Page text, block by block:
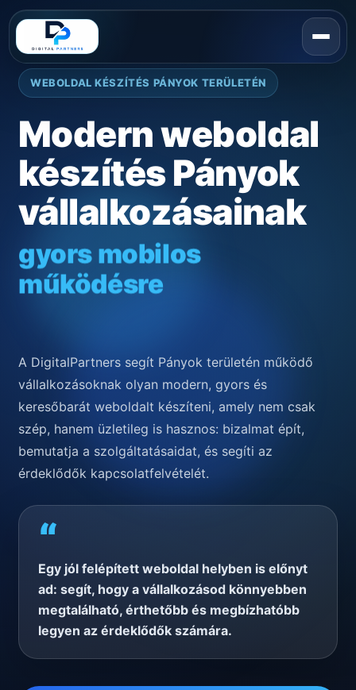
WEBOLDAL KÉSZÍTÉS PÁNYOK TERÜLETÉN
Modern weboldal
készítés Pányok
vállalkozásainak
gyors mobilos
működésre
A DigitalPartners segít Pányok területén működő
vállalkozásoknak olyan modern, gyors és
keresőbarát weboldalt készíteni, amely nem csak
szép, hanem üzletileg is hasznos: bizalmat épít,
bemutatja a szolgáltatásaidat, és segíti az
érdeklődők kapcsolatfelvételét.
“
Egy jól felépített weboldal helyben is előnyt
ad: segít, hogy a vállalkozásod könnyebben
megtalálható, érthetőbb és megbízhatóbb
legyen az érdeklődők számára.